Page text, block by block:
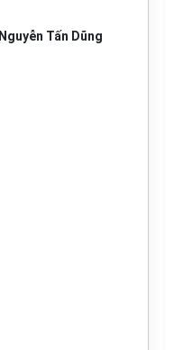
Nguyễn Tấn Dũng